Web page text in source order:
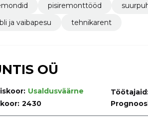
pisiremonttööd
ja vaibapesu
tehnikarent
OÜ
Usaldusväärne
2430